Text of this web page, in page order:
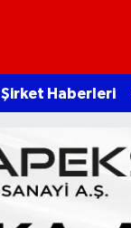
Şirket Haberleri